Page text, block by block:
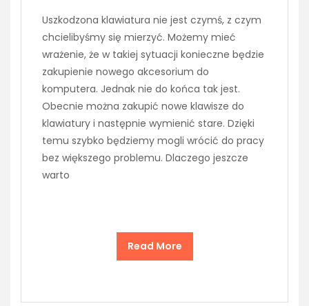
Uszkodzona klawiatura nie jest czymś, z czym
chcielibyśmy się mierzyć. Możemy mieć
wrażenie, że w takiej sytuacji konieczne będzie
zakupienie nowego akcesorium do
komputera. Jednak nie do końca tak jest.
Obecnie można zakupić nowe klawisze do
klawiatury i następnie wymienić stare. Dzięki
temu szybko będziemy mogli wrócić do pracy
bez większego problemu. Dlaczego jeszcze
warto
Read More